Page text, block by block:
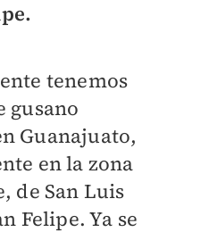
tenemos
gusano
Guanajuato,
en la zona
de San Luis
Felipe. Ya se